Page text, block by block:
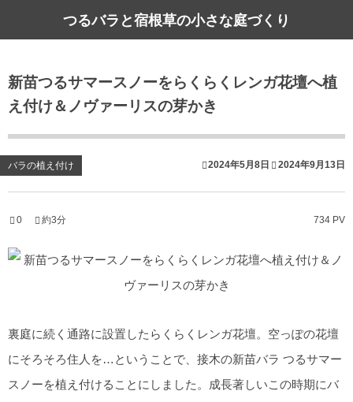
つるバラと宿根草の小さな庭づくり
新苗つるサマースノーをらくらくレンガ花壇へ植
え付け＆ノヴァーリスの芽かき
バラの植え付け 2024年5月8日 2024年9月13日
0 734 PV
約3分
裏庭に続く通路に設置したらくらくレンガ花壇。空っぽの花壇
にそろそろ住人を…ということで、接木の新苗バラ つるサマー
スノーを植え付けることにしました。成長著しいこの時期にバ